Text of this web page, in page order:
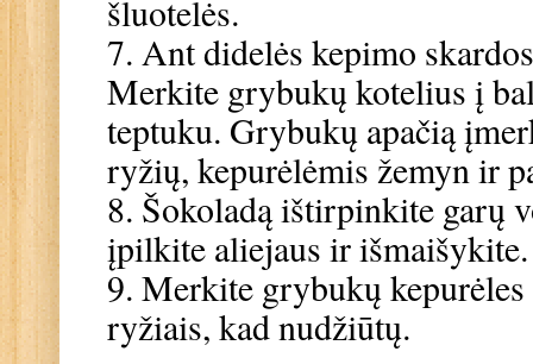
šluotelės.
7. Ant didelės kepimo
Merkite grybukų kotelius į
teptuku. Grybukų apačią
ryžių, kepurėlėmis žemyn ir
8. Šokoladą ištirpinkite garų
įpilkite aliejaus ir
9. Merkite grybukų
ryžiais, kad nudžiūtų.